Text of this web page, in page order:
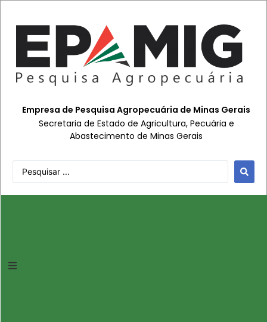
Empresa de Pesquisa Agropecuária de Minas Gerais
Secretaria de Estado de Agricultura, Pecuária e
Abastecimento de Minas Gerais